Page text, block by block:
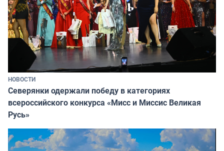
НОВОСТИ
Северянки одержали победу в категориях
всероссийского конкурса «Мисс и Миссис Великая
Русь»